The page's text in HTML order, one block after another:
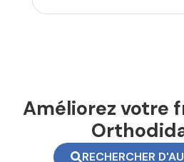
Améliorez votre
RECHERCHER